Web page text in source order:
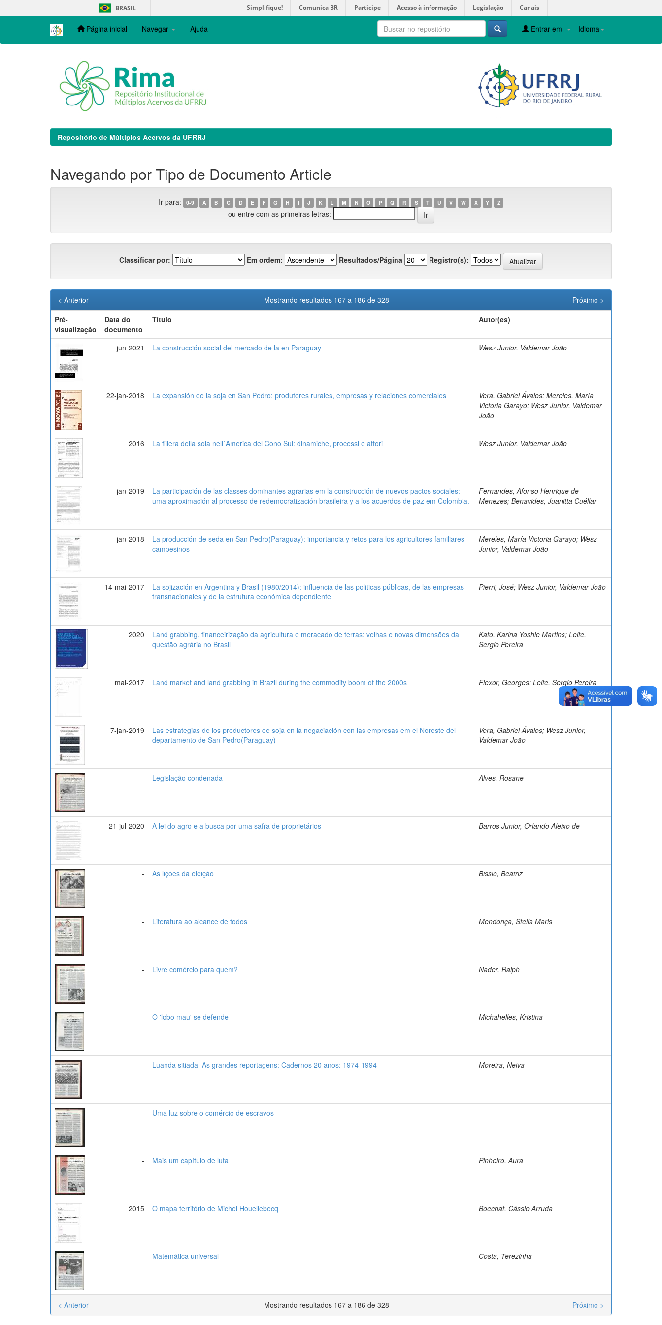
navigation
BRASIL Simplifique! Comunica BR Participe Acesso à informação Legislação Canais
Página inicial Navegar Ajuda Idioma
Entrar em:
Repositório de Múltiplos Acervos da UFRRJ
Navegando por Tipo de Documento Article
Ir para: 0-9 A B C D E F G H I J K L M N O P Q R S T U V W X Y Z
ou entre com as primeiras letras:
Classificar por: Em ordem: Resultados/Página Registro(s):
Mostrando resultados 167 a 186 de 328
< Anterior
Próximo >
Pré-
visualização
Data do
documento
Título Autor(es)
jun-2021 La construcción social del mercado de la en Paraguay Wesz Junior, Valdemar João
22-jan-2018 La expansión de la soja en San Pedro: produtores rurales, empresas y relaciones comerciales
Vera, Gabriel Ávalos; Mereles, María
Victoria Garayo; Wesz Junior, Valdemar
João
2016 La filiera della soia nell´America del Cono Sul: dinamiche, processi e attori Wesz Junior, Valdemar João
jan-2019
La participación de las classes dominantes agrarias em la construcción de nuevos pactos sociales:
uma aproximación al processo de redemocratización brasileira y a los acuerdos de paz em Colombia.
Fernandes, Afonso Henrique de
Menezes; Benavides, Juanitta Cuéllar
jan-2018
La producción de seda en San Pedro(Paraguay): importancia y retos para los agricultores familiares
campesinos
Mereles, María Victoria Garayo; Wesz
Junior, Valdemar João
14-mai-2017
La sojización en Argentina y Brasil (1980/2014): influencia de las politicas públicas, de las empresas
transnacionales y de la estrutura económica dependiente
Pierri, José; Wesz Junior, Valdemar João
2020
Land grabbing, financeirização da agricultura e meracado de terras: velhas e novas dimensões da
questão agrária no Brasil
Kato, Karina Yoshie Martins; Leite,
Sergio Pereira
mai-2017 Land market and land grabbing in Brazil during the commodity boom of the 2000s Flexor, Georges; Leite, Sergio Pereira
7-jan-2019
Las estrategias de los productores de soja en la negaciación con las empresas em el Noreste del
departamento de San Pedro(Paraguay)
Vera, Gabriel Ávalos; Wesz Junior,
Valdemar João
- Legislação condenada Alves, Rosane
21-jul-2020 A lei do agro e a busca por uma safra de proprietários Barros Junior, Orlando Aleixo de
- As lições da eleição Bissio, Beatriz
- Literatura ao alcance de todos Mendonça, Stella Maris
- Livre comércio para quem? Nader, Ralph
- O 'lobo mau' se defende Michahelles, Kristina
- Luanda sitiada. As grandes reportagens: Cadernos 20 anos: 1974-1994 Moreira, Neiva
- Uma luz sobre o comércio de escravos -
- Mais um capítulo de luta Pinheiro, Aura
2015 O mapa território de Michel Houellebecq Boechat, Cássio Arruda
- Matemática universal Costa, Terezinha
Mostrando resultados 167 a 186 de 328
< Anterior Próximo >